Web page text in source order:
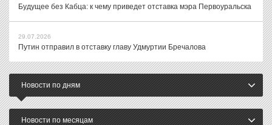
Будущее без Кабца: к чему приведет отставка мэра Первоуральска
29.07.2026
Путин отправил в отставку главу Удмуртии Бречалова
Новости по дням
Новости по месяцам